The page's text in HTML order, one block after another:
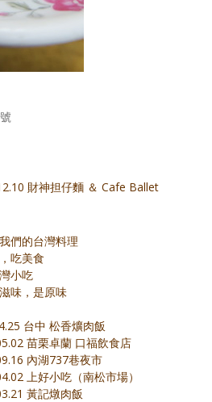
財神担仔麵 ＆ Cafe Ballet
們的台灣料理
吃美食
小吃
味，是原味
台中 松香爌肉飯
苗栗卓蘭 口福飲食店
內湖737巷夜市
上好小吃（南松市場）
黃記燉肉飯